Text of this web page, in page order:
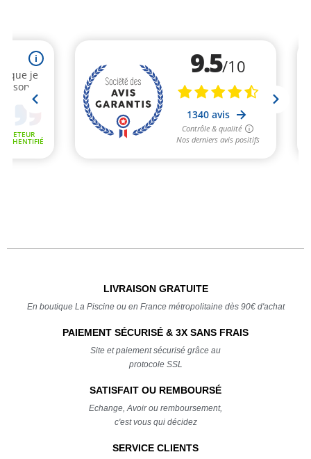
LIVRAISON GRATUITE
En boutique La Piscine ou en France métropolitaine dès 90€ d'achat
PAIEMENT SÉCURISÉ & 3X SANS FRAIS
Site et paiement sécurisé grâce au
protocole SSL
SATISFAIT OU REMBOURSÉ
Echange, Avoir ou remboursement,
c'est vous qui décidez
SERVICE CLIENTS